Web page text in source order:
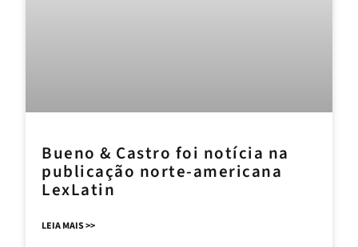
Bueno & Castro foi notícia na
publicação norte-americana
LexLatin
LEIA MAIS >>